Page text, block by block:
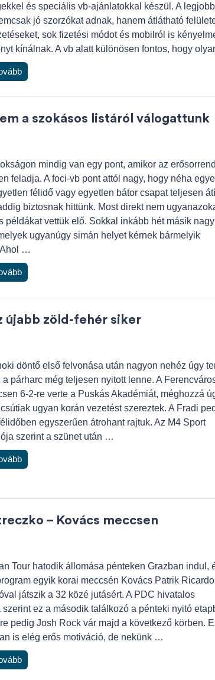
és speciális vb-ajánlatokkal készül. A legjobb
jó szorzókat adnak, hanem átlátható
sok fizetési módot és mobilról is
kínálnak. A vb alatt különösen fontos, hogy
a szokásos listáról válogattunk
mindig van egy pont, amikor az erősorrend
feladja. A foci-vb pont attól nagy, hogy néha
félidő vagy egyetlen bátor csapat teljesen
biztosnak hittünk. Most direkt nem
példákat vettük elő. Sokkal inkább hét másik nagy
ugyanúgy simán helyet kérnek bármelyik
…
újabb zöld-fehér siker
döntő első felvonása után nagyon nehéz úgy
a párharc még teljesen nyitott lenne. A
6-2-re verte a Puskás Akadémiát, méghozzá
ugyan korán vezetést szereztek. A Fradi
egyszerűen átrohant rajtuk. Az M4 Sport
szerint a szünet után …
– Kovács meccsen
Tour hatodik állomása pénteken Grazban indul,
egyik korai meccsén Kovács Patrik Ricardo
játszik a 32 közé jutásért. A PDC hivatalos
szerint ez a második találkozó a pénteki nyitó
pedig Josh Rock vár majd a következő körben.
is elég erős motiváció, de nekünk …